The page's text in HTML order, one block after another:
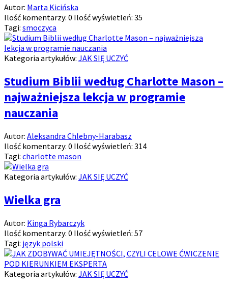
Autor: Marta Kicińska
Ilość komentarzy: 0 Ilość wyświetleń: 35
Tagi: smoczyca
Kategoria artykułów: JAK SIĘ UCZYĆ
Studium Biblii według Charlotte Mason –
najważniejsza lekcja w programie
nauczania
Autor: Aleksandra Chlebny-Harabasz
Ilość komentarzy: 0 Ilość wyświetleń: 314
Tagi: charlotte mason
Kategoria artykułów: JAK SIĘ UCZYĆ
Wielka gra
Autor: Kinga Rybarczyk
Ilość komentarzy: 0 Ilość wyświetleń: 57
Tagi: język polski
Kategoria artykułów: JAK SIĘ UCZYĆ